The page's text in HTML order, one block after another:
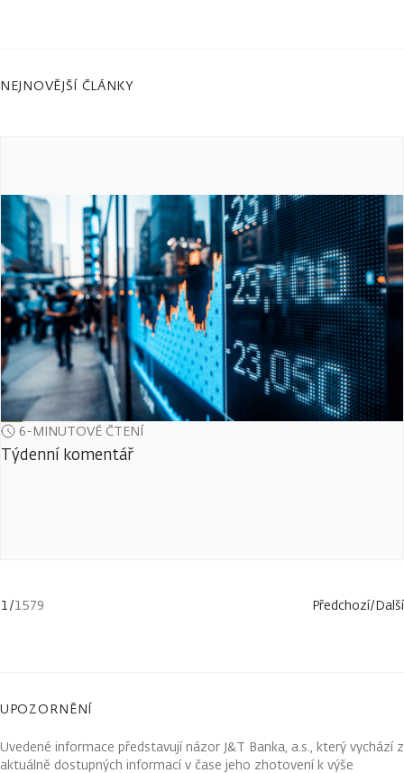
NEJNOVĚJŠÍ ČLÁNKY
6-MINUTOVÉ ČTENÍ
Týdenní komentář
1/1579 Předchozí/Další
UPOZORNĚNÍ
Uvedené informace představují názor J&T Banka, a.s., který vychází z
aktuálně dostupných informací v čase jeho zhotovení k výše